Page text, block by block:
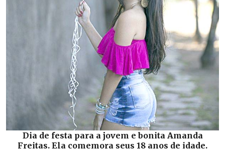
Dia de festa para a jovem e bonita Amanda
Freitas. Ela comemora seus 18 anos de idade.